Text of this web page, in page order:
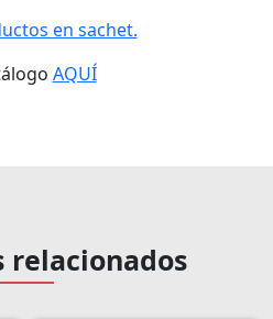
en sachet.
AQUÍ
relacionados